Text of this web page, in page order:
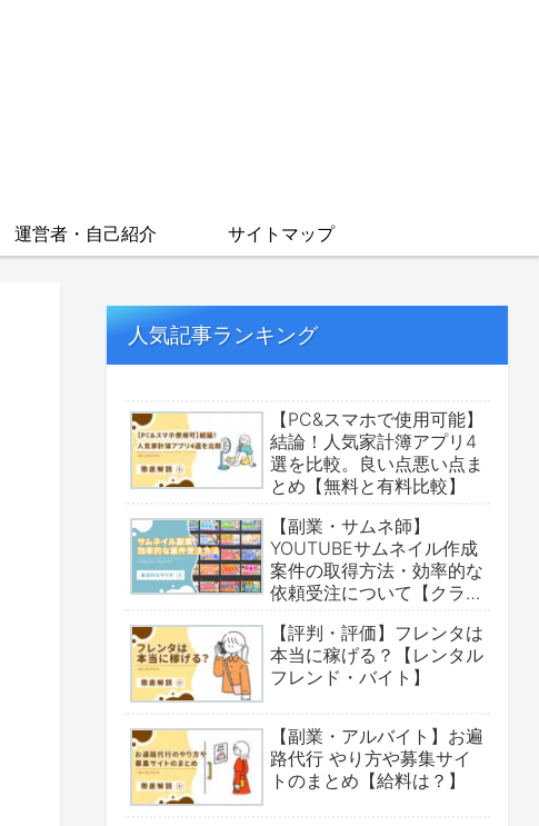
運営者・自己紹介 サイトマップ
人気記事ランキング
【PC&スマホで使用可能】
結論！人気家計簿アプリ4
選を比較。良い点悪い点ま
とめ【無料と有料比較】
【副業・サムネ師】
YOUTUBEサムネイル作成
案件の取得方法・効率的な
依頼受注について【クラウ
【評判・評価】フレンタは
本当に稼げる？【レンタル
フレンド・バイト】
【副業・アルバイト】お遍
路代行 やり方や募集サイ
トのまとめ【給料は？】